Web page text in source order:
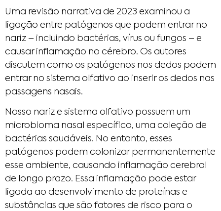
Uma revisão narrativa de 2023 examinou a
ligação entre patógenos que podem entrar no
nariz – incluindo bactérias, vírus ou fungos – e
causar inflamação no cérebro. Os autores
discutem como os patógenos nos dedos podem
entrar no sistema olfativo ao inserir os dedos nas
passagens nasais.
Nosso nariz e sistema olfativo possuem um
microbioma nasal específico, uma coleção de
bactérias saudáveis. No entanto, esses
patógenos podem colonizar permanentemente
esse ambiente, causando inflamação cerebral
de longo prazo. Essa inflamação pode estar
ligada ao desenvolvimento de proteínas e
substâncias que são fatores de risco para o